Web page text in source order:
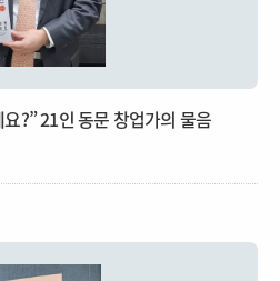
?” 21인 동문 창업가의 물음